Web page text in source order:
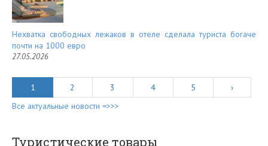
Нехватка свободных лежаков в отеле сделала туриста богаче
почти на 1000 евро
27.05.2026
1 2 3 4 5
›
Все актуальные новости =>>>
Туристические товары